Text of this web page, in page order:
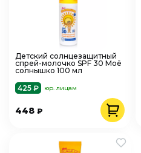
Детский солнцезащитный
спрей-молочко SPF 30 Моё
солнышко 100 мл
425 ₽
юр. лицам
448 ₽